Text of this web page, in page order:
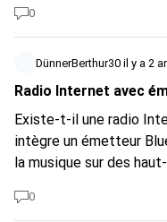
0
DünnerBerthur30 il y a 2
Radio Internet avec
Existe-t-il une radio
intègre un émetteur
la musique sur des
0